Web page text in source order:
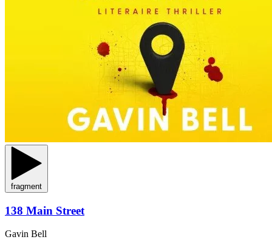
fragment
138 Main Street
Gavin Bell